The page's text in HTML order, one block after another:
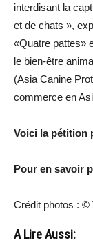
interdisant la
et de chats »,
«Quatre pattes»
le bien-être
(Asia Canine
commerce en
Voici la pétition
Pour en savoir
Crédit photos : ©
A Lire Aussi: